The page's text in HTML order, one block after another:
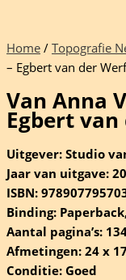
Home / Topografie
– Egbert van der
Van Anna
Egbert van
Uitgever: Studio
Jaar van uitgave:
ISBN:
Binding:
Aantal pagina’s:
Afmetingen: 24 x
Conditie: Goed